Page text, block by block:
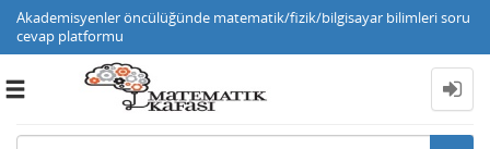
Akademisyenler öncülüğünde matematik/fizik/bilgisayar bilimleri soru
cevap platformu
Toggle